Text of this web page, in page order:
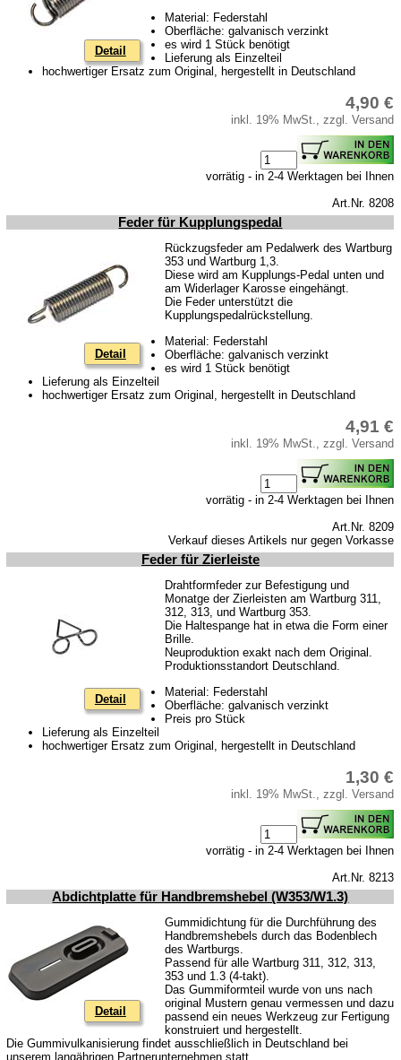
Detail
Material: Federstahl
Oberfläche: galvanisch verzinkt
es wird 1 Stück benötigt
Lieferung als Einzelteil
hochwertiger Ersatz zum Original, hergestellt in Deutschland
4,90 €
inkl. 19% MwSt., zzgl. Versand
vorrätig - in 2-4 Werktagen bei Ihnen
Art.Nr. 8208
Feder für Kupplungspedal
Detail
Rückzugsfeder am Pedalwerk des Wartburg
353 und Wartburg 1,3.
Diese wird am Kupplungs-Pedal unten und
am Widerlager Karosse eingehängt.
Die Feder unterstützt die
Kupplungspedalrückstellung.
Material: Federstahl
Oberfläche: galvanisch verzinkt
es wird 1 Stück benötigt
Lieferung als Einzelteil
hochwertiger Ersatz zum Original, hergestellt in Deutschland
4,91 €
inkl. 19% MwSt., zzgl. Versand
vorrätig - in 2-4 Werktagen bei Ihnen
Art.Nr. 8209
Verkauf dieses Artikels nur gegen Vorkasse
Feder für Zierleiste
Detail
Drahtformfeder zur Befestigung und
Monatge der Zierleisten am Wartburg 311,
312, 313, und Wartburg 353.
Die Haltespange hat in etwa die Form einer
Brille.
Neuproduktion exakt nach dem Original.
Produktionsstandort Deutschland.
Material: Federstahl
Oberfläche: galvanisch verzinkt
Preis pro Stück
Lieferung als Einzelteil
hochwertiger Ersatz zum Original, hergestellt in Deutschland
1,30 €
inkl. 19% MwSt., zzgl. Versand
vorrätig - in 2-4 Werktagen bei Ihnen
Art.Nr. 8213
Abdichtplatte für Handbremshebel (W353/W1.3)
Detail
Gummidichtung für die Durchführung des
Handbremshebels durch das Bodenblech
des Wartburgs.
Passend für alle Wartburg 311, 312, 313,
353 und 1.3 (4-takt).
Das Gummiformteil wurde von uns nach
original Mustern genau vermessen und dazu
passend ein neues Werkzeug zur Fertigung
konstruiert und hergestellt.
Die Gummivulkanisierung findet ausschließlich in Deutschland bei
unserem langährigen Partnerunternehmen statt.